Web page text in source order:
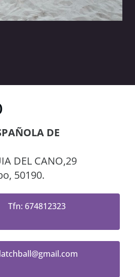
DE
DEL CANO,29
50190.
Tfn: 674812323
l@gmail.com